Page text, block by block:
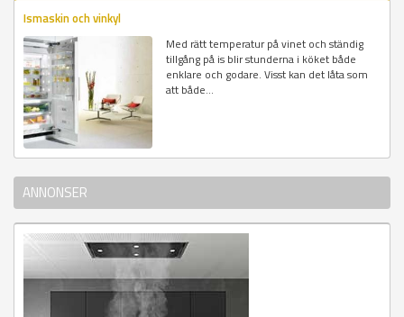
Ismaskin och vinkyl
Med rätt temperatur på vinet och ständig
tillgång på is blir stunderna i köket både
enklare och godare. Visst kan det låta som
att både...
ANNONSER